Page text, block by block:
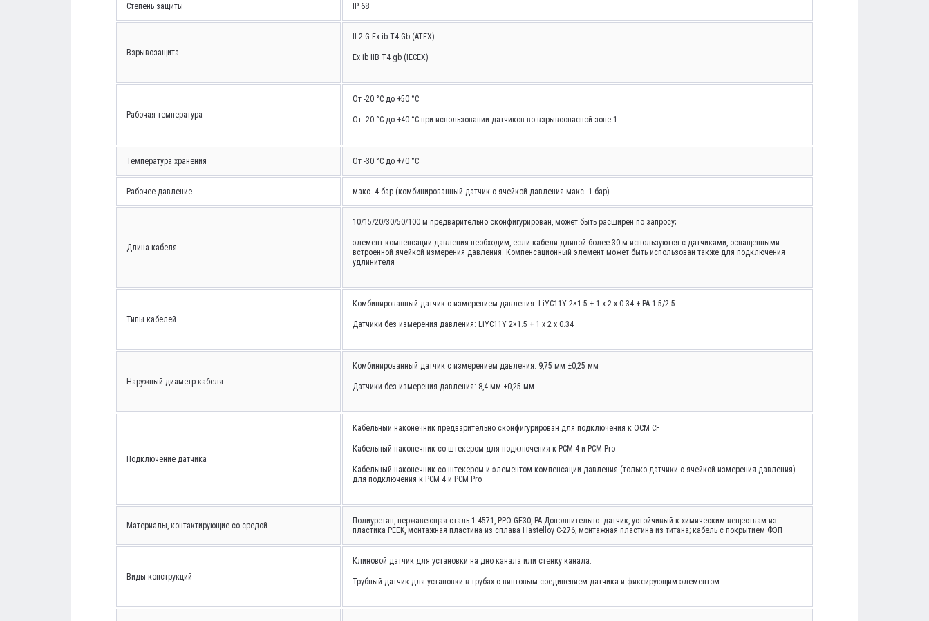
Степень защиты IP 68
Взрывозащита
II 2 G Ex ib T4 Gb (ATEX)
Ex ib IIB T4 gb (IECEX)
Рабочая температура
От -20 °C до +50 °C
От -20 °C до +40 °C при использовании датчиков во взрывоопасной зоне 1
Температура хранения От -30 °C до +70 °C
Рабочее давление макс. 4 бар (комбинированный датчик с ячейкой давления макс. 1 бар)
Длина кабеля
10/15/20/30/50/100 м предварительно сконфигурирован, может быть расширен по запросу;
элемент компенсации давления необходим, если кабели длиной более 30 м используются с датчиками, оснащенными
встроенной ячейкой измерения давления. Компенсационный элемент может быть использован также для подключения
удлинителя
Типы кабелей
Комбинированный датчик с измерением давления: LiYC11Y 2×1.5 + 1 x 2 x 0.34 + PA 1.5/2.5
Датчики без измерения давления: LiYC11Y 2×1.5 + 1 x 2 x 0.34
Наружный диаметр кабеля
Комбинированный датчик с измерением давления: 9,75 мм ±0,25 мм
Датчики без измерения давления: 8,4 мм ±0,25 мм
Подключение датчика
Кабельный наконечник предварительно сконфигурирован для подключения к OCM CF
Кабельный наконечник со штекером для подключения к PCM 4 и PCM Pro
Кабельный наконечник со штекером и элементом компенсации давления (только датчики с ячейкой измерения давления)
для подключения к PCM 4 и PCM Pro
Материалы, контактирующие со средой
Полиуретан, нержавеющая сталь 1.4571, PPO GF30, PA Дополнительно: датчик, устойчивый к химическим веществам из
пластика PEEK, монтажная пластина из сплава Hastelloy C-276; монтажная пластина из титана; кабель с покрытием ФЭП
Виды конструкций
Клиновой датчик для установки на дно канала или стенку канала.
Трубный датчик для установки в трубах с винтовым соединением датчика и фиксирующим элементом